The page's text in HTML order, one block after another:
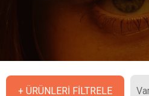
+ ÜRÜNLERI FILTRELE